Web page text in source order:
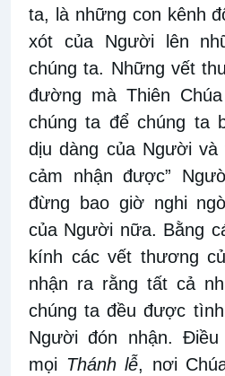
ta, là những con kênh
xót của Người lên
chúng ta. Những vết
đường mà Thiên
chúng ta để chúng ta
dịu dàng của Người
cảm nhận được”
đừng bao giờ nghi
của Người nữa. Bằng
kính các vết thương
nhận ra rằng tất cả
chúng ta đều được
Người đón nhận.
mọi Thánh lễ, nơi